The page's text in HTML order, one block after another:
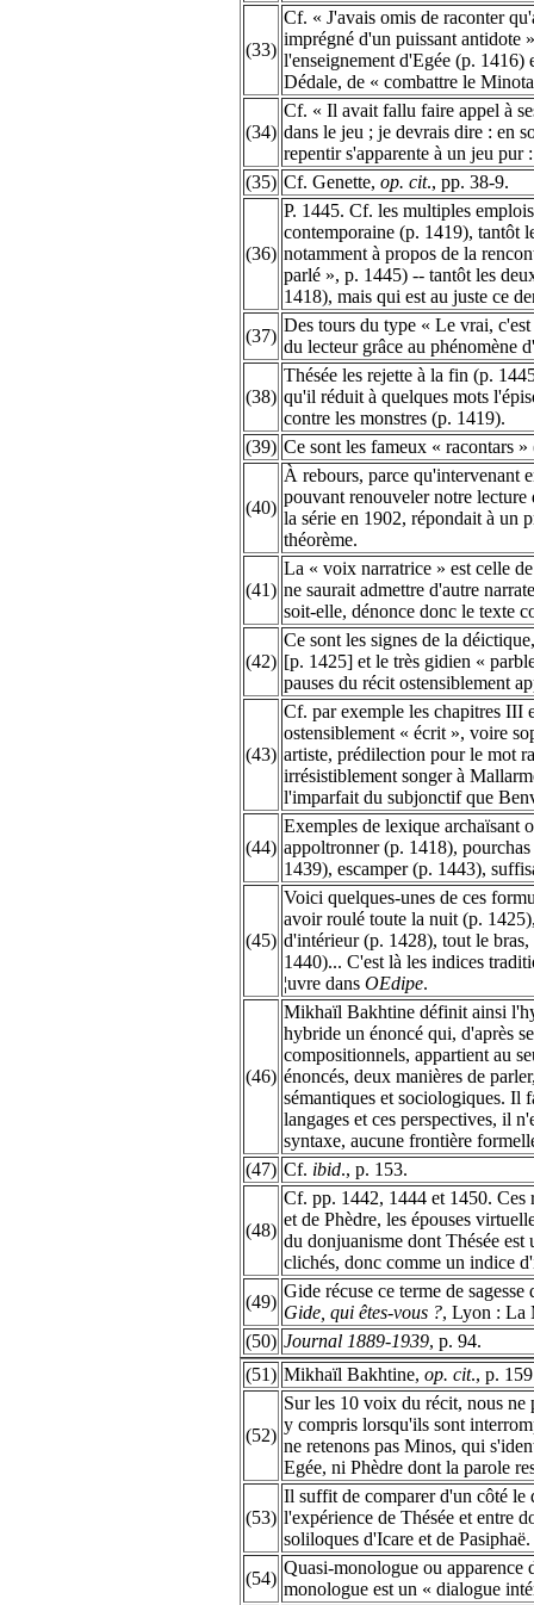
(33)
Cf. « J'avais omis de raconter
imprégné d'un puissant antidote
l'enseignement d'Egée (p. 1416)
Dédale, de « combattre le
(34)
Cf. « Il avait fallu faire appel à
dans le jeu ; je devrais dire : en
repentir s'apparente à un jeu pur
(35) Cf. Genette, op. cit., pp. 38-9.
(36)
P. 1445. Cf. les multiples
contemporaine (p. 1419), tantôt
notamment à propos de la
parlé », p. 1445) -- tantôt les
1418), mais qui est au juste ce
(37)
Des tours du type « Le vrai,
du lecteur grâce au phénomène
(38)
Thésée les rejette à la fin (p.
qu'il réduit à quelques mots
contre les monstres (p. 1419).
(39) Ce sont les fameux « racontars
(40)
À rebours, parce qu'intervenant
pouvant renouveler notre lecture
la série en 1902, répondait à un
théorème.
(41)
La « voix narratrice » est celle
ne saurait admettre d'autre
soit-elle, dénonce donc le texte
(42)
Ce sont les signes de la
[p. 1425] et le très gidien «
pauses du récit ostensiblement
(43)
Cf. par exemple les chapitres III
ostensiblement « écrit », voire
artiste, prédilection pour le mot
irrésistiblement songer à
l'imparfait du subjonctif que
(44)
Exemples de lexique archaïsant
appoltronner (p. 1418),
1439), escamper (p. 1443),
(45)
Voici quelques-unes de ces
avoir roulé toute la nuit (p.
d'intérieur (p. 1428), tout le
1440)... C'est là les indices
¦uvre dans OEdipe.
(46)
Mikhaïl Bakhtine définit ainsi
hybride un énoncé qui, d'après
compositionnels, appartient au
énoncés, deux manières de
sémantiques et sociologiques. Il
langages et ces perspectives, il
syntaxe, aucune frontière
(47) Cf. ibid., p. 153.
(48)
Cf. pp. 1442, 1444 et 1450. Ces
et de Phèdre, les épouses
du donjuanisme dont Thésée
clichés, donc comme un indice
(49)
Gide récuse ce terme de
Gide, qui êtes-vous ?, Lyon : La
(50) Journal 1889-1939, p. 94.
(51) Mikhaïl Bakhtine, op. cit., p.
(52)
Sur les 10 voix du récit, nous ne
y compris lorsqu'ils sont
ne retenons pas Minos, qui
Egée, ni Phèdre dont la parole
(53)
Il suffit de comparer d'un côté le
l'expérience de Thésée et entre
soliloques d'Icare et de Pasiphaë.
(54)
Quasi-monologue ou
monologue est un « dialogue